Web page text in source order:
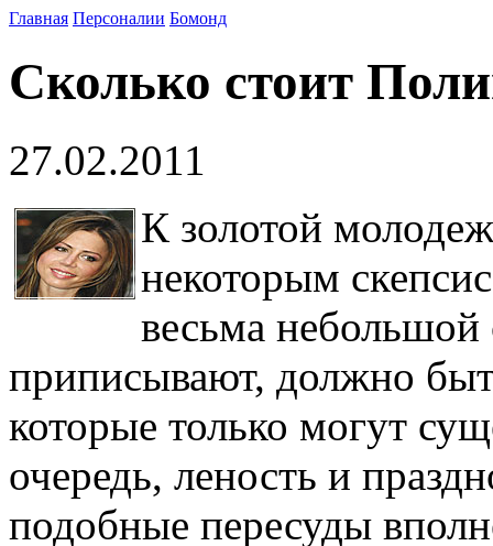
Главная Персоналии Бомонд
Сколько стоит
27.02.2011
К золотой
некоторым
весьма
приписывают, должно
которые только могут
очередь, леность и
подобные пересуды